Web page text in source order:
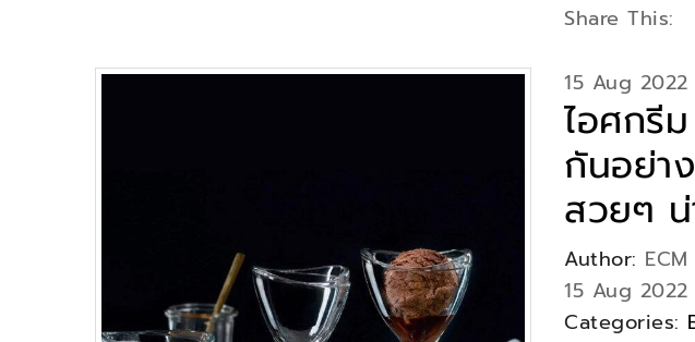
Share This:
15 Aug 2022
ไอศกรี
กันอย่า
สวยๆ น่
Author:
15 Aug 2022
Categories: